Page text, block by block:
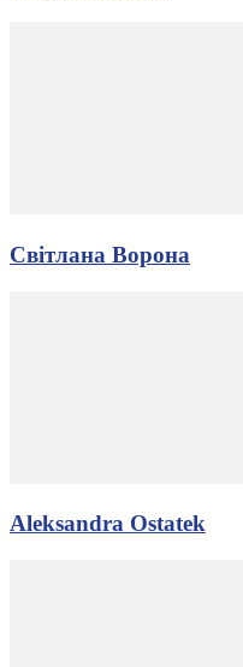
Світлана Ворона
Aleksandra Ostatek